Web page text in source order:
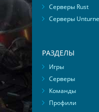
Серверы Rust
Серверы
РАЗДЕЛЫ
Игры
Серверы
Команды
Профили